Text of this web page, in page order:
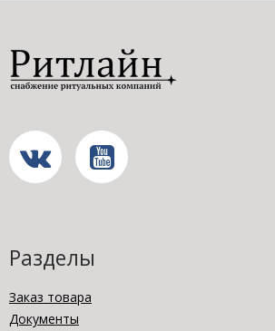
Разделы
Заказ товара
Документы